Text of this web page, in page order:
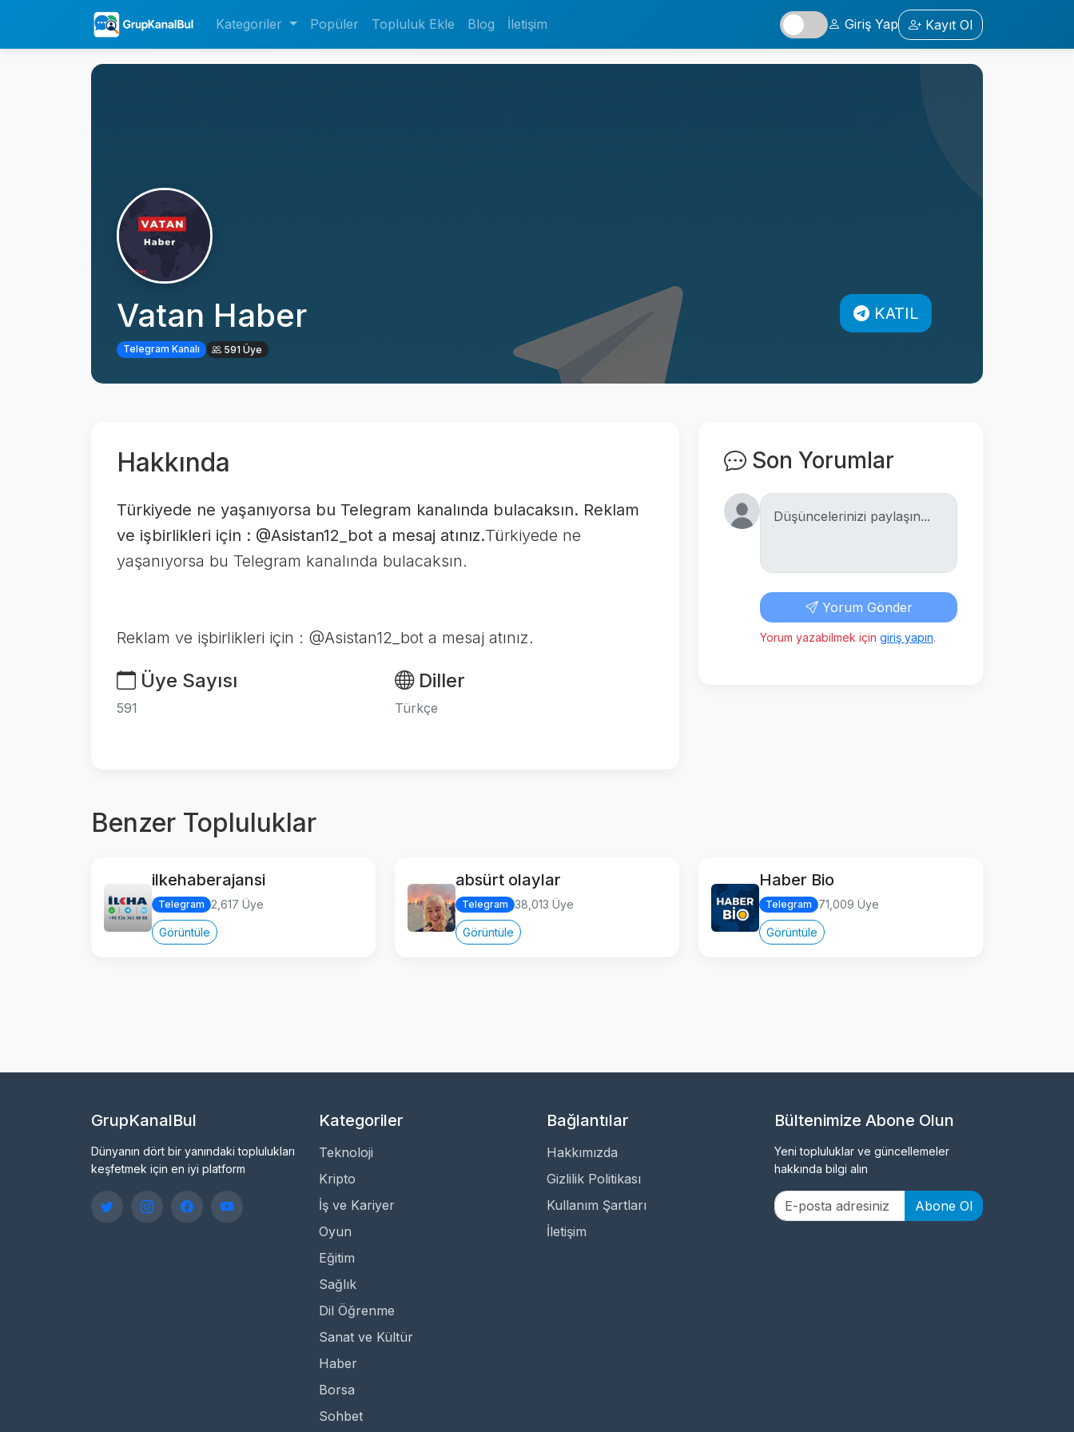
Kategoriler Popüler Topluluk Ekle Blog İletişim Giriş Yap Kayıt Ol
Vatan Haber
Telegram Kanalı 591 Üye
KATIL
Hakkında
Türkiyede ne yaşanıyorsa bu Telegram kanalında bulacaksın. Reklam
ve işbirlikleri için : @Asistan12_bot a mesaj atınız.Türkiyede ne
yaşanıyorsa bu Telegram kanalında bulacaksın.
Reklam ve işbirlikleri için : @Asistan12_bot a mesaj atınız.
Üye Sayısı
591
Diller
Türkçe
Son Yorumlar
Yorum Gönder
Yorum yazabilmek için giriş yapın.
Benzer Topluluklar
ilkehaberajansi
Telegram 2,617 Üye
Görüntüle
absürt olaylar
Telegram 38,013 Üye
Görüntüle
Haber Bio
Telegram 71,009 Üye
Görüntüle
GrupKanalBul
Dünyanın dört bir yanındaki toplulukları
keşfetmek için en iyi platform
Kategoriler
Teknoloji
Kripto
İş ve Kariyer
Oyun
Eğitim
Sağlık
Dil Öğrenme
Sanat ve Kültür
Haber
Borsa
Sohbet
Bağlantılar
Hakkımızda
Gizlilik Politikası
Kullanım Şartları
İletişim
Bültenimize Abone Olun
Yeni topluluklar ve güncellemeler
hakkında bilgi alın
Abone Ol